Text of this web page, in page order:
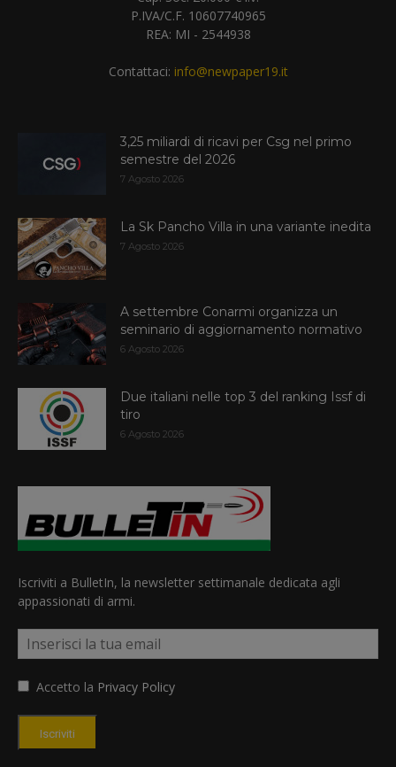
P.IVA/C.F. 10607740965
REA: MI - 2544938
Contattaci: info@newpaper19.it
3,25 miliardi di ricavi per Csg nel primo
semestre del 2026
7 Agosto 2026
La Sk Pancho Villa in una variante inedita
7 Agosto 2026
A settembre Conarmi organizza un
seminario di aggiornamento normativo
6 Agosto 2026
Due italiani nelle top 3 del ranking Issf di
tiro
6 Agosto 2026
Iscriviti a BulletIn, la newsletter settimanale dedicata agli
appassionati di armi.
Accetto la Privacy Policy
Iscriviti